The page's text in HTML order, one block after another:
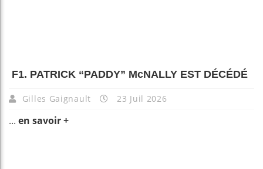
F1. PATRICK “PADDY” McNALLY EST DÉCÉDÉ
Gilles Gaignault 23 Juil 2026
... en savoir +